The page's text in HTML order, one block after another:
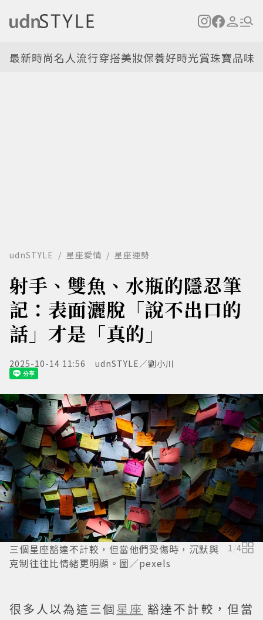
最新時尚名人流行穿搭美妝保養好時光賞珠寶品味
udnSTYLE 星座愛情 星座運勢
射手、雙魚、水瓶的隱忍筆
記：表面灑脫「說不出口的
話」才是「真的」
2025-10-14 11:56 udnSTYLE／劉小川
三個星座豁達不計較，但當他們受傷時，沉默與
克制往往比情緒更明顯。圖／pexels
1 /4
很多人以為這三個星座 豁達不計較，但當